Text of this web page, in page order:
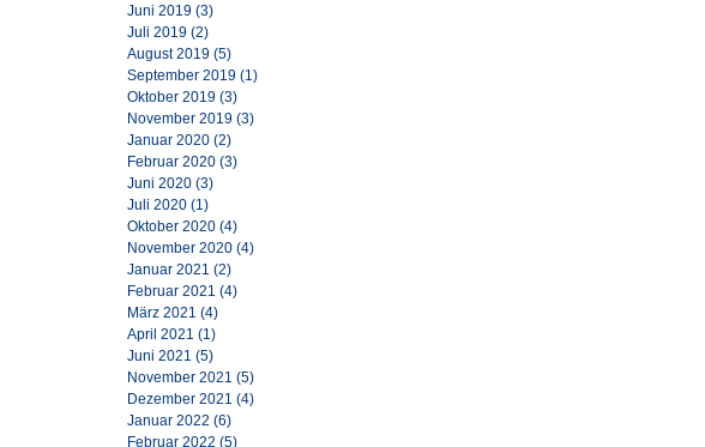
Juni 2019 (3)
Juli 2019 (2)
August 2019 (5)
September 2019 (1)
Oktober 2019 (3)
November 2019 (3)
Januar 2020 (2)
Februar 2020 (3)
Juni 2020 (3)
Juli 2020 (1)
Oktober 2020 (4)
November 2020 (4)
Januar 2021 (2)
Februar 2021 (4)
März 2021 (4)
April 2021 (1)
Juni 2021 (5)
November 2021 (5)
Dezember 2021 (4)
Januar 2022 (6)
Februar 2022 (5)